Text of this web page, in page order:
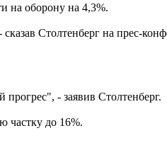
на оборону на 4,3%.
Столтенберг на прес-
прогрес", - заявив Столтенберг.
частку до 16%.